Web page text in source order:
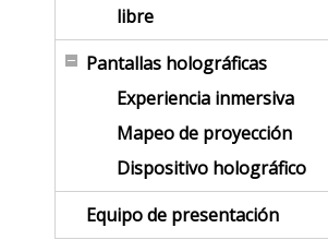
libre
Pantallas holográficas
Experiencia inmersiva
Mapeo de proyección
Dispositivo holográfico
Equipo de presentación